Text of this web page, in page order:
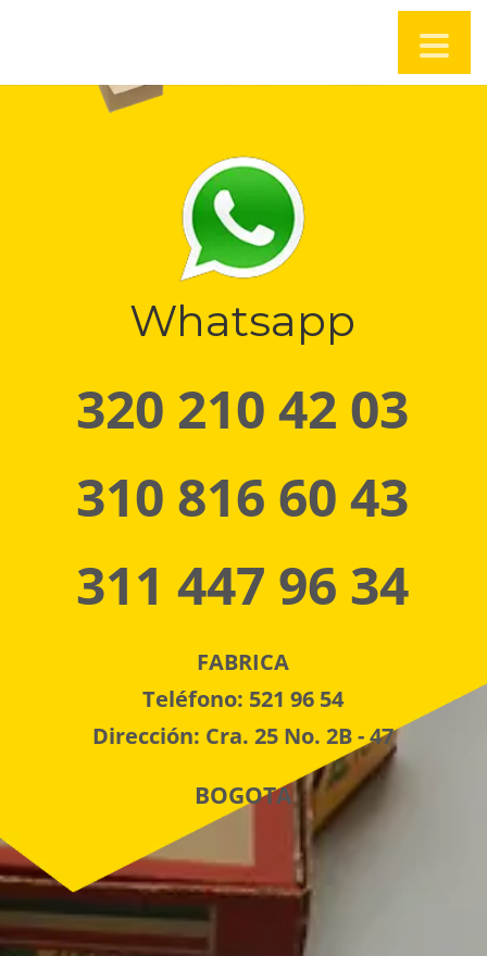
Whatsapp
320 210 42 03
310 816 60 43
311 447 96 34
FABRICA
Teléfono: 521 96 54
Dirección: Cra. 25 No. 2B - 47
BOGOTA